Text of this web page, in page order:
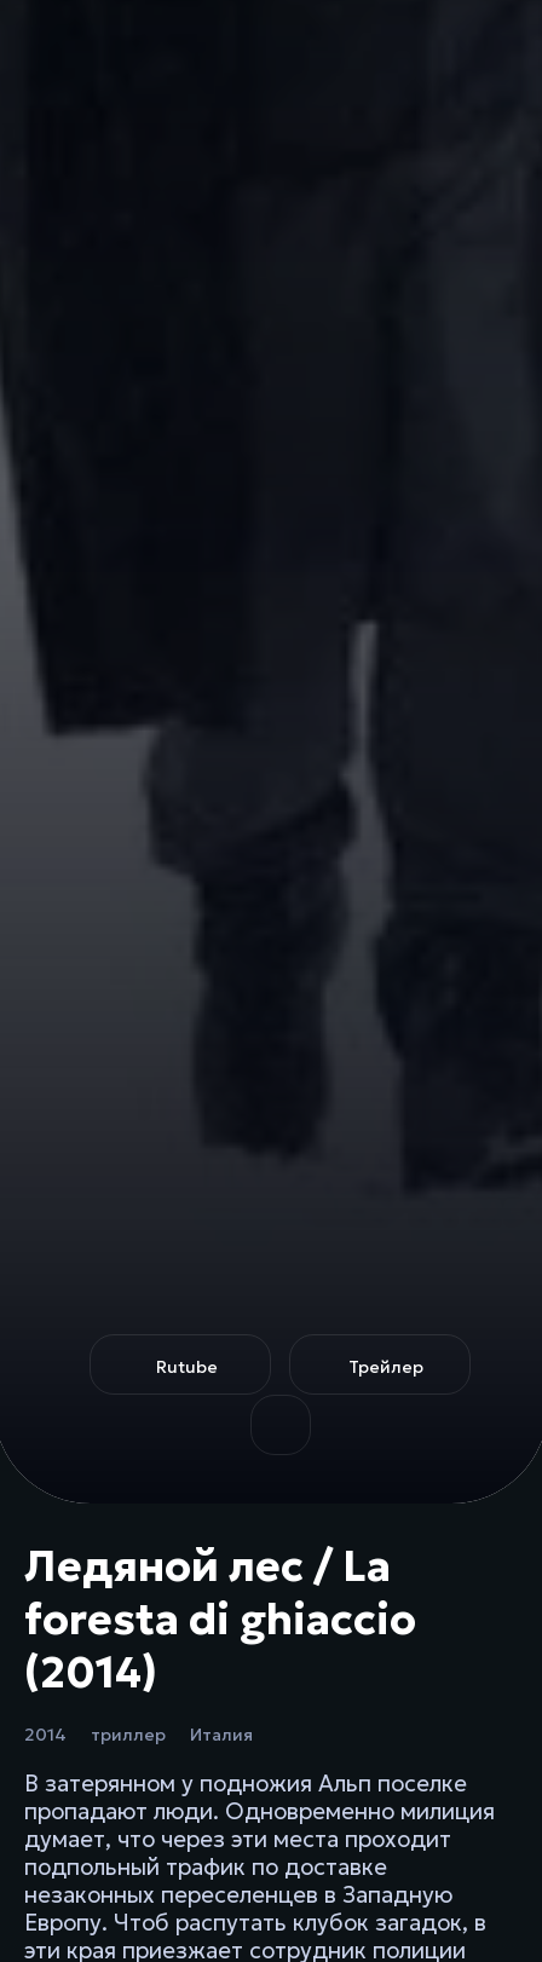
Rutube Трейлер
Ледяной лес / La
foresta di ghiaccio
(2014)
2014 триллер Италия
В затерянном у подножия Альп поселке
пропадают люди. Одновременно милиция
думает, что через эти места проходит
подпольный трафик по доставке
незаконных переселенцев в Западную
Европу. Чтоб распутать клубок загадок, в
эти края приезжает сотрудник полиции